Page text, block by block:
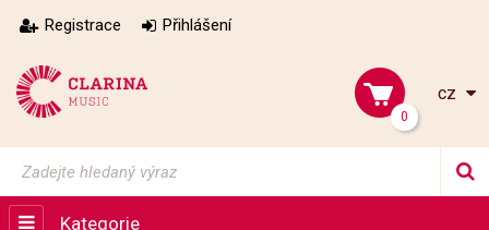
Registrace Přihlášení
0
cz
Kategorie